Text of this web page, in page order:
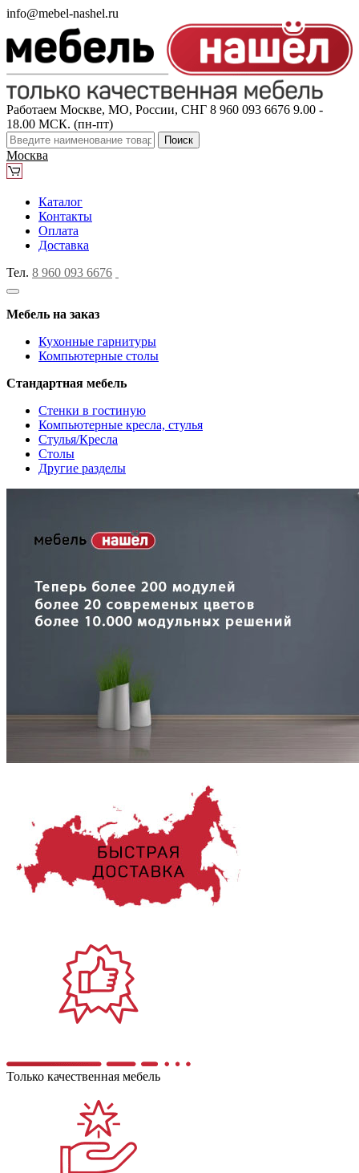
info@mebel-nashel.ru
Работаем Москве, МО, России, СНГ 8 960 093 6676 9.00 -
18.00 МСК. (пн-пт)
Поиск
Москва
Каталог
Контакты
Оплата
Доставка
Тел. 8 960 093 6676
Мебель на заказ
Кухонные гарнитуры
Компьютерные столы
Стандартная мебель
Стенки в гостиную
Компьютерные кресла, стулья
Стулья/Кресла
Столы
Другие разделы
Только качественная мебель